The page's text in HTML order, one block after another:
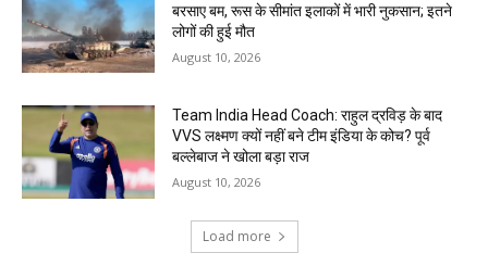
बरसाए बम, रूस के सीमांत इलाकों में भारी नुकसान; इतने
लोगों की हुई मौत
August 10, 2026
Team India Head Coach: राहुल द्रविड़ के बाद
VVS लक्ष्मण क्यों नहीं बने टीम इंडिया के कोच? पूर्व
बल्लेबाज ने खोला बड़ा राज
August 10, 2026
Load more